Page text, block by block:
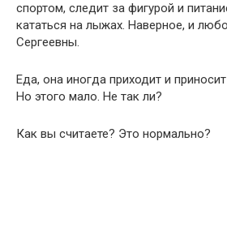
спортом, следит за фигурой и
кататься на лыжах. Наверное, и
Сергеевны.
Еда, она иногда приходит и
Но этого мало. Не так ли?
Как вы считаете? Это нормально?